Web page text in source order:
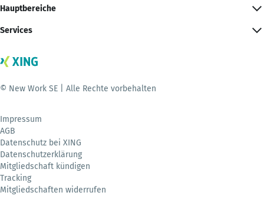
Hauptbereiche
Services
© New Work SE | Alle Rechte vorbehalten
Impressum
AGB
Datenschutz bei XING
Datenschutzerklärung
Mitgliedschaft kündigen
Tracking
Mitgliedschaften widerrufen